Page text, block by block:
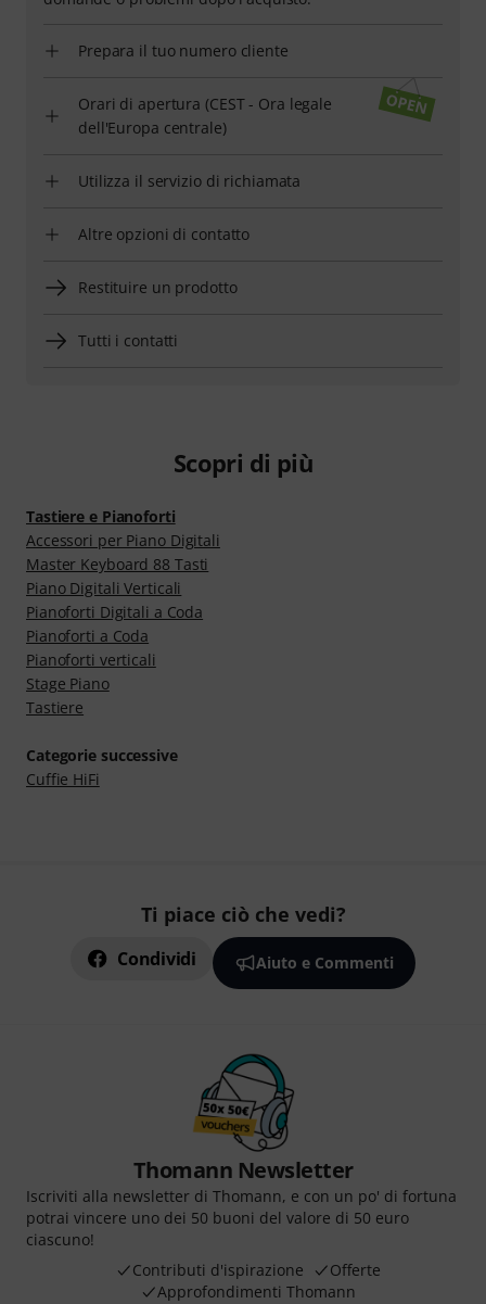
Prepara il tuo numero cliente
Orari di apertura (CEST - Ora legale
dell'Europa centrale)
Utilizza il servizio di richiamata
Altre opzioni di contatto
Restituire un prodotto
Tutti i contatti
Scopri di più
Tastiere e Pianoforti
Accessori per Piano Digitali
Master Keyboard 88 Tasti
Piano Digitali Verticali
Pianoforti Digitali a Coda
Pianoforti a Coda
Pianoforti verticali
Stage Piano
Tastiere
Categorie successive
Cuffie HiFi
Ti piace ciò che vedi?
Condividi Aiuto e Commenti
Thomann Newsletter
Iscriviti alla newsletter di Thomann, e con un po' di fortuna
potrai vincere uno dei 50 buoni del valore di 50 euro
ciascuno!
Contributi d'ispirazione
Offerte
Approfondimenti Thomann